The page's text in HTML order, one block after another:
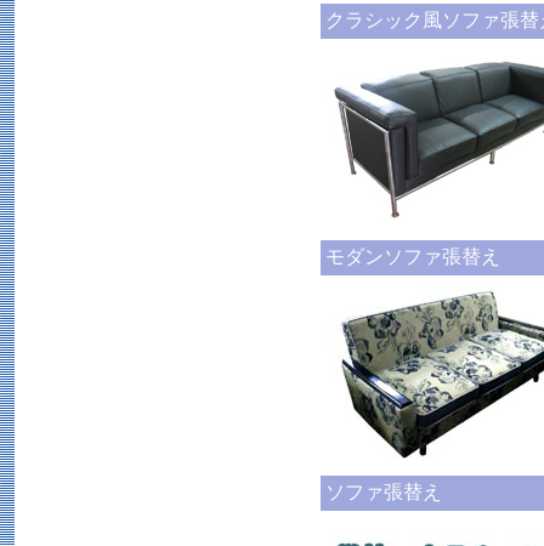
クラシック風ソファ張替
モダンソファ張替え
ソファ張替え